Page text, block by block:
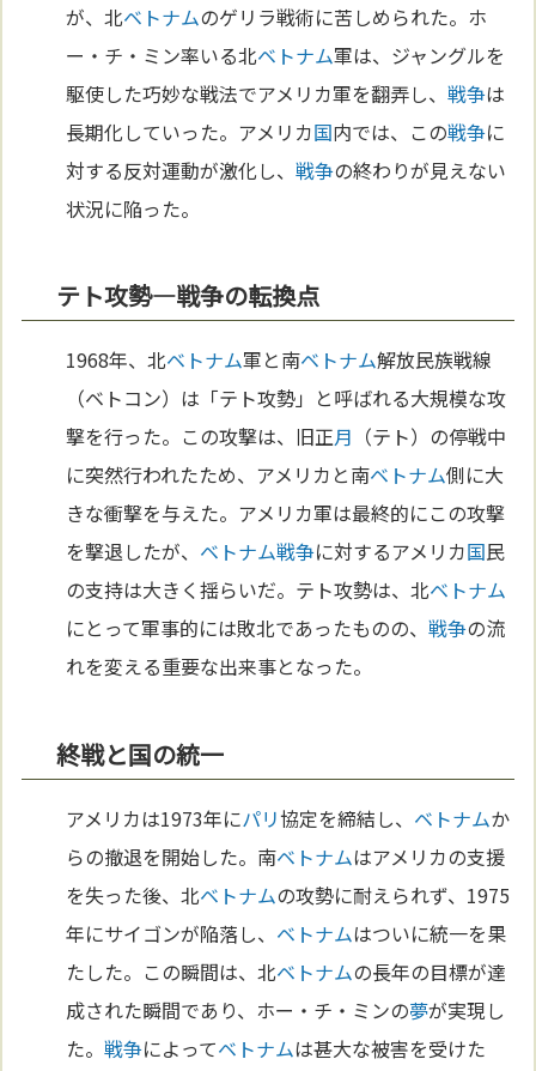
が、北ベトナムのゲリラ戦術に苦しめられた。ホ
ー・チ・ミン率いる北ベトナム軍は、ジャングルを
駆使した巧妙な戦法でアメリカ軍を翻弄し、戦争は
長期化していった。アメリカ国内では、この戦争に
対する反対運動が激化し、戦争の終わりが見えない
状況に陥った。
テト攻勢—戦争の転換点
1968年、北ベトナム軍と南ベトナム解放民族戦線
（ベトコン）は「テト攻勢」と呼ばれる大規模な攻
撃を行った。この攻撃は、旧正月 （テト）の停戦中
に突然行われたため、アメリカと南ベトナム側に大
きな衝撃を与えた。アメリカ軍は最終的にこの攻撃
を撃退したが、 ベトナム戦争に対するアメリカ国民
の支持は大きく揺らいだ。テト攻勢は、北ベトナム
にとって軍事的には敗北であったものの、戦争の流
れを変える重要な出来事となった。
終戦と国の統一
アメリカは1973年にパリ協定を締結し、 ベトナムか
らの撤退を開始した。南ベトナムはアメリカの支援
を失った後、北ベトナムの攻勢に耐えられず、1975
年にサイゴンが陥落し、 ベトナムはついに統一を果
たした。この瞬間は、北ベトナムの長年の目標が達
成された瞬間であり、ホー・チ・ミンの夢が実現し
た。戦争によってベトナムは甚大な被害を受けた